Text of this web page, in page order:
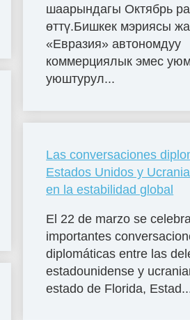
шаарындагы Октябрь
өттү.Бишкек мэриясы
«Евразия» автономдуу
коммерциялык эмес
уюштурул...
Las conversaciones
Estados Unidos y
en la estabilidad global
El 22 de marzo se
importantes
diplomáticas entre las
estadounidense y
estado de Florida,